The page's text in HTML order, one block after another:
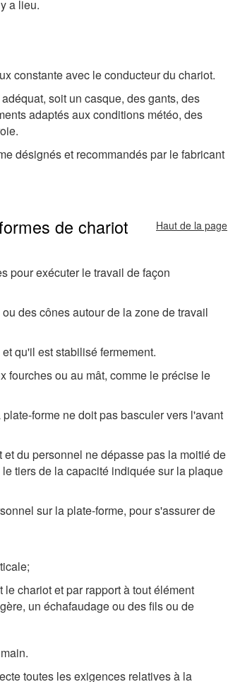
a lieu.
constante avec le conducteur du chariot.
soit un casque, des gants, des
adaptés aux conditions météo, des
désignés et recommandés par le fabricant
de chariot Haut de la page
pour exécuter le travail de façon
des cônes autour de la zone de travail
qu'il est stabilisé fermement.
fourches ou au mât, comme le précise le
forme ne doit pas basculer vers l'avant
du personnel ne dépasse pas la moitié de
tiers de la capacité indiquée sur la plaque
sur la plate-forme, pour s'assurer de
chariot et par rapport à tout élément
un échafaudage ou des fils ou de
toutes les exigences relatives à la